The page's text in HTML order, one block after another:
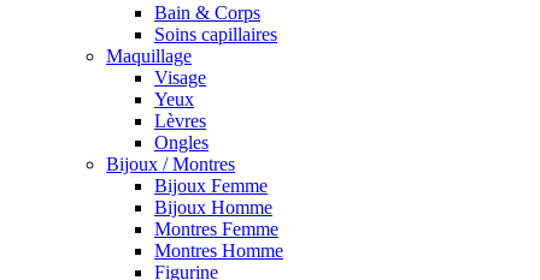
Bain & Corps
Soins capillaires
Maquillage
Visage
Yeux
Lèvres
Ongles
Bijoux / Montres
Bijoux Femme
Bijoux Homme
Montres Femme
Montres Homme
Figurine